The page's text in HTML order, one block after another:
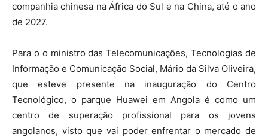
companhia chinesa na África do Sul e na China, até o ano
de 2027.
Para o o ministro das Telecomunicações, Tecnologias de
Informação e Comunicação Social, Mário da Silva Oliveira,
que esteve presente na inauguração do Centro
Tecnológico, o parque Huawei em Angola é como um
centro de superação profissional para os jovens
angolanos, visto que vai poder enfrentar o mercado de